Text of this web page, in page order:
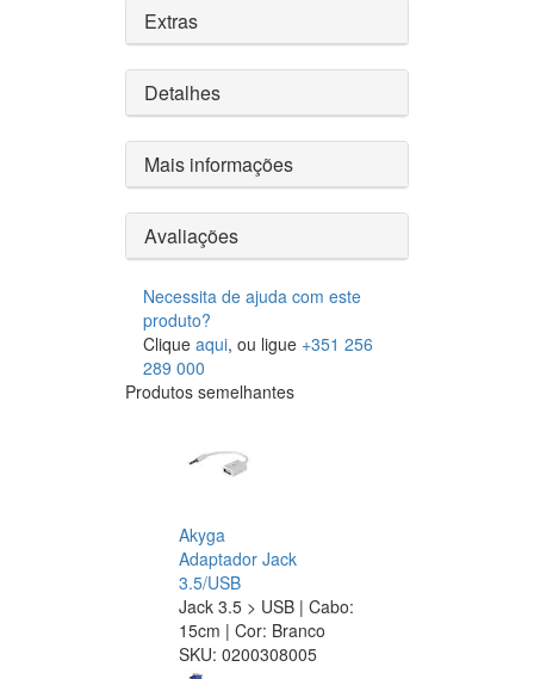
Extras
Detalhes
Mais informações
Avaliações
Necessita de ajuda com este
produto?
Clique aqui, ou ligue +351 256
289 000
Produtos semelhantes
Akyga
Adaptador Jack
3.5/USB
Jack 3.5 > USB | Cabo:
15cm | Cor: Branco
SKU: 0200308005